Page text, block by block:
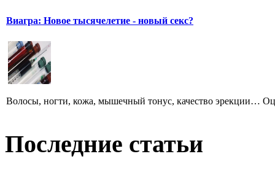
Виагра: Новое тысячелетие - новый секс?
Волосы, ногти, кожа, мышечный тонус, качество эрекции…
Последние статьи